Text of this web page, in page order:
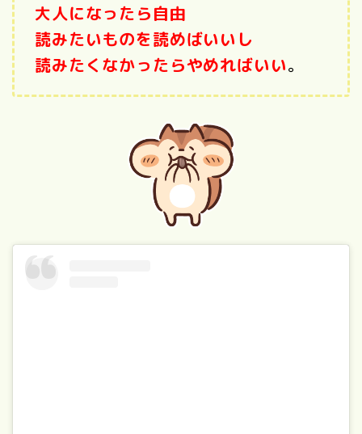
大人になったら自由
読みたいものを読めばいいし
読みたくなかったらやめればいい。